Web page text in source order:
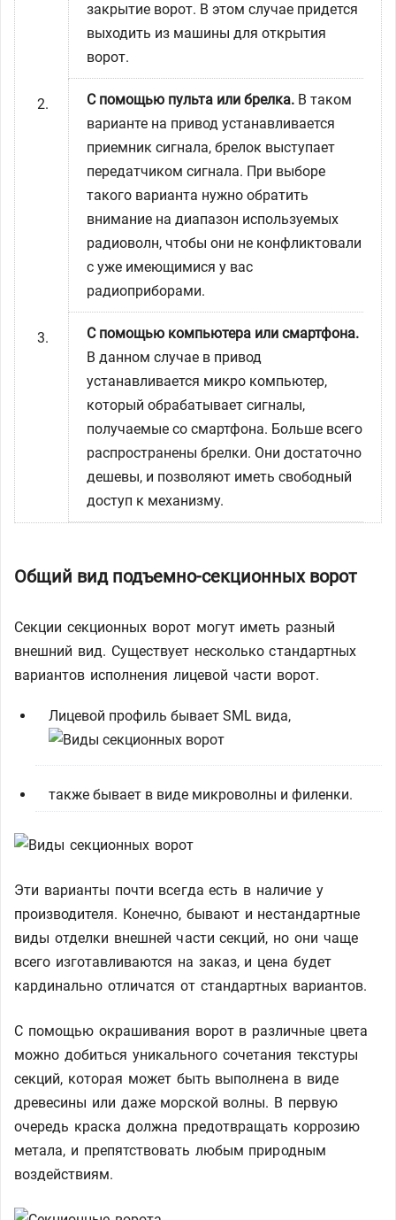
закрытие ворот. В этом случае придется
выходить из машины для открытия
ворот.
С помощью пульта или брелка. В таком
варианте на привод устанавливается
приемник сигнала, брелок выступает
передатчиком сигнала. При выборе
такого варианта нужно обратить
внимание на диапазон используемых
радиоволн, чтобы они не конфликтовали
с уже имеющимися у вас
радиоприборами.
С помощью компьютера или смартфона.
В данном случае в привод
устанавливается микро компьютер,
который обрабатывает сигналы,
получаемые со смартфона. Больше всего
распространены брелки. Они достаточно
дешевы, и позволяют иметь свободный
доступ к механизму.
Общий вид подъемно-секционных ворот
Секции секционных ворот могут иметь разный
внешний вид. Существует несколько стандартных
вариантов исполнения лицевой части ворот.
Лицевой профиль бывает SML вида,
также бывает в виде микроволны и филенки.
Эти варианты почти всегда есть в наличие у
производителя. Конечно, бывают и нестандартные
виды отделки внешней части секций, но они чаще
всего изготавливаются на заказ, и цена будет
кардинально отличатся от стандартных вариантов.
С помощью окрашивания ворот в различные цвета
можно добиться уникального сочетания текстуры
секций, которая может быть выполнена в виде
древесины или даже морской волны. В первую
очередь краска должна предотвращать коррозию
метала, и препятствовать любым природным
воздействиям.